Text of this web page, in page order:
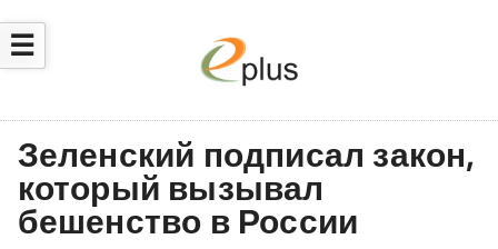
☰
​Зеленский подписал закон,
который вызывал
бешенство в России